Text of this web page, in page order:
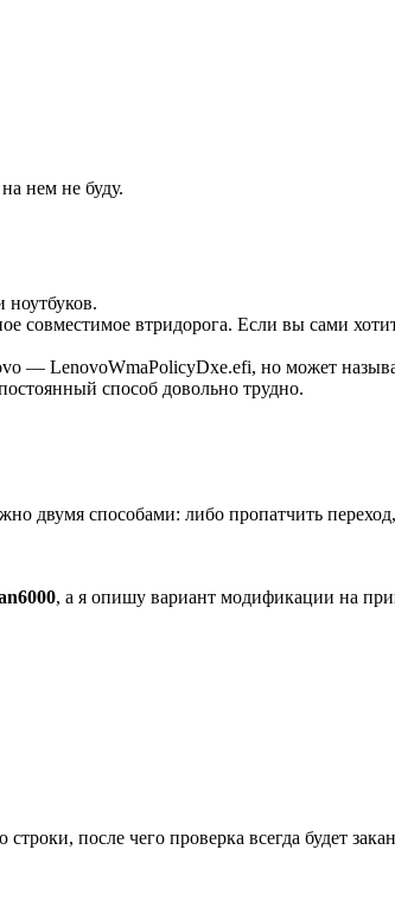
нем не буду.
ноутбуков.
совместимое втридорога. Если вы сами
— LenovoWmaPolicyDxe.efi, но может
способ довольно трудно.
двумя способами: либо пропатчить
, а я опишу вариант модификации на
после чего проверка всегда будет